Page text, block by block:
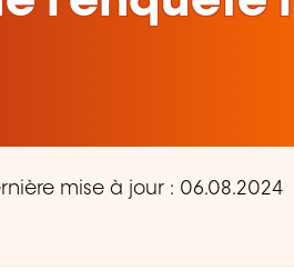
mise à jour : 06.08.2024